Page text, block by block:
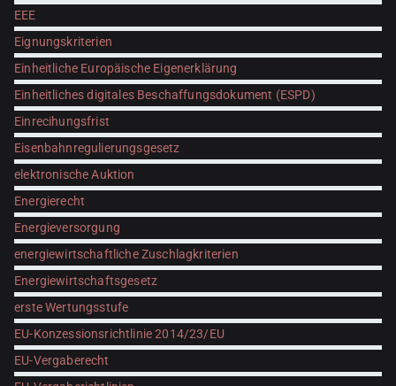
EEE
Eignungskriterien
Einheitliche Europäische Eigenerklärung
Einheitliches digitales Beschaffungsdokument (ESPD)
Einrecihungsfrist
Eisenbahnregulierungsgesetz
elektronische Auktion
Energierecht
Energieversorgung
energiewirtschaftliche Zuschlagkriterien
Energiewirtschaftsgesetz
erste Wertungsstufe
EU-Konzessionsrichtlinie 2014/23/EU
EU-Vergaberecht